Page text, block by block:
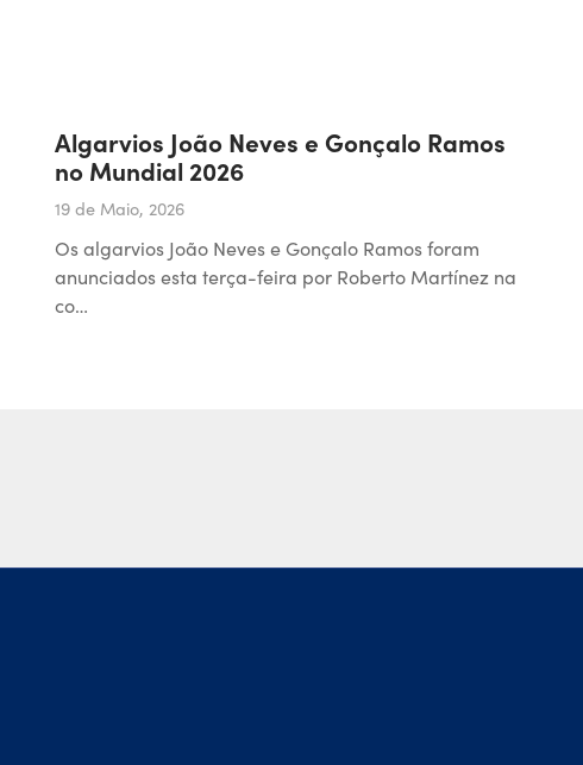
Algarvios João Neves e Gonçalo Ramos
no Mundial 2026
19 de Maio, 2026
Os algarvios João Neves e Gonçalo Ramos foram
anunciados esta terça-feira por Roberto Martínez na
co…